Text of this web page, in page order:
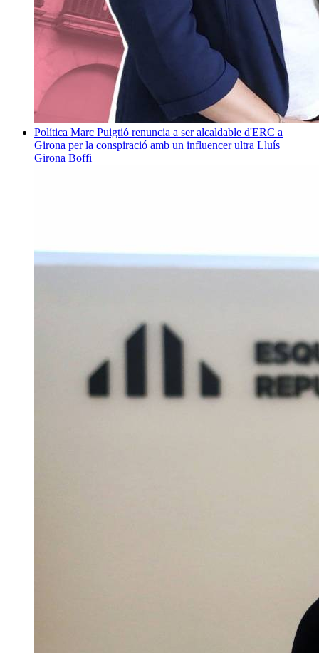
Política Marc Puigtió renuncia a ser alcaldable d'ERC a
Girona per la conspiració amb un influencer ultra Lluís
Girona Boffi